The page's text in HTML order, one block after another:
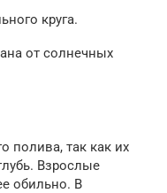
круга.
от солнечных
полива, так как их
Взрослые
обильно. В